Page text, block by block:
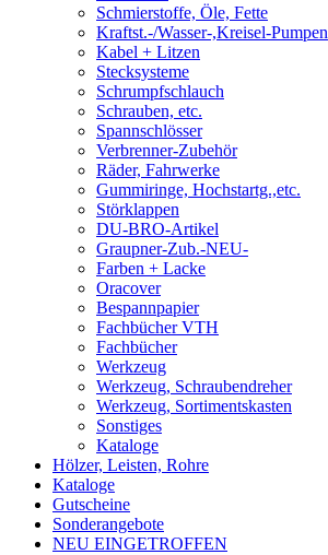
Schmierstoffe, Öle, Fette
Kraftst.-/Wasser-,Kreisel-Pumpen
Kabel + Litzen
Stecksysteme
Schrumpfschlauch
Schrauben, etc.
Spannschlösser
Verbrenner-Zubehör
Räder, Fahrwerke
Gummiringe, Hochstartg.,etc.
Störklappen
DU-BRO-Artikel
Graupner-Zub.-NEU-
Farben + Lacke
Oracover
Bespannpapier
Fachbücher VTH
Fachbücher
Werkzeug
Werkzeug, Schraubendreher
Werkzeug, Sortimentskasten
Sonstiges
Kataloge
Hölzer, Leisten, Rohre
Kataloge
Gutscheine
Sonderangebote
NEU EINGETROFFEN